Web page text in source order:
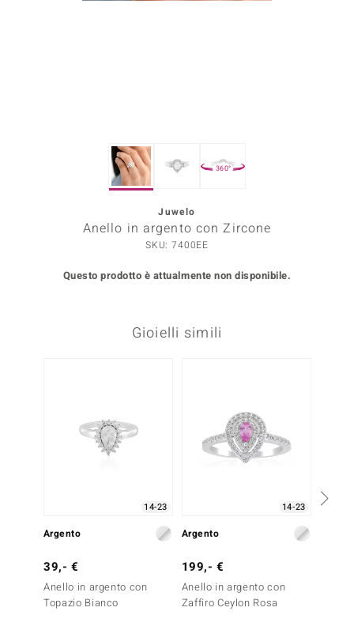
360°
Juwelo
Anello in argento con Zircone
SKU: 7400EE
Questo prodotto è attualmente non disponibile.
Gioielli simili
14-23
Argento
39,- €
Anello in argento con
Topazio Bianco
14-23
Argento
199,- €
Anello in argento con
Zaffiro Ceylon Rosa